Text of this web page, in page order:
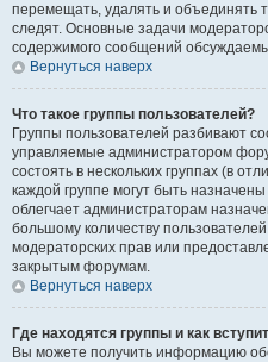
перемещать, удалять и объединять
следят. Основные задачи
содержимого сообщений
Вернуться наверх
Что такое группы пользователей?
Группы пользователей разбивают
управляемые администратором
состоять в нескольких группах (в
каждой группе могут быть
облегчает администраторам
большому количеству
модераторских прав или
закрытым форумам.
Вернуться наверх
Где находятся группы и как
Вы можете получить информацию